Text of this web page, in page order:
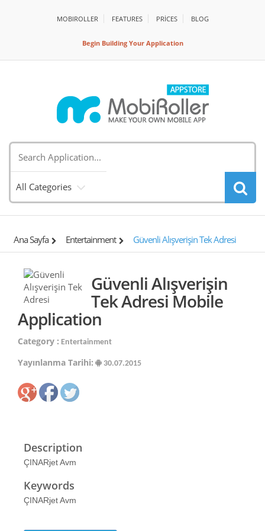
MOBIROLLER FEATURES PRİCES BLOG
Begin Building Your Application
All Categories
Ana Sayfa Entertainment Güvenli Alışverişin Tek Adresi
Güvenli Alışverişin
Tek Adresi Mobile
Application
Category : Entertainment
Yayınlanma Tarihi: 30.07.2015
Description
ÇINARjet Avm
Keywords
ÇINARjet Avm